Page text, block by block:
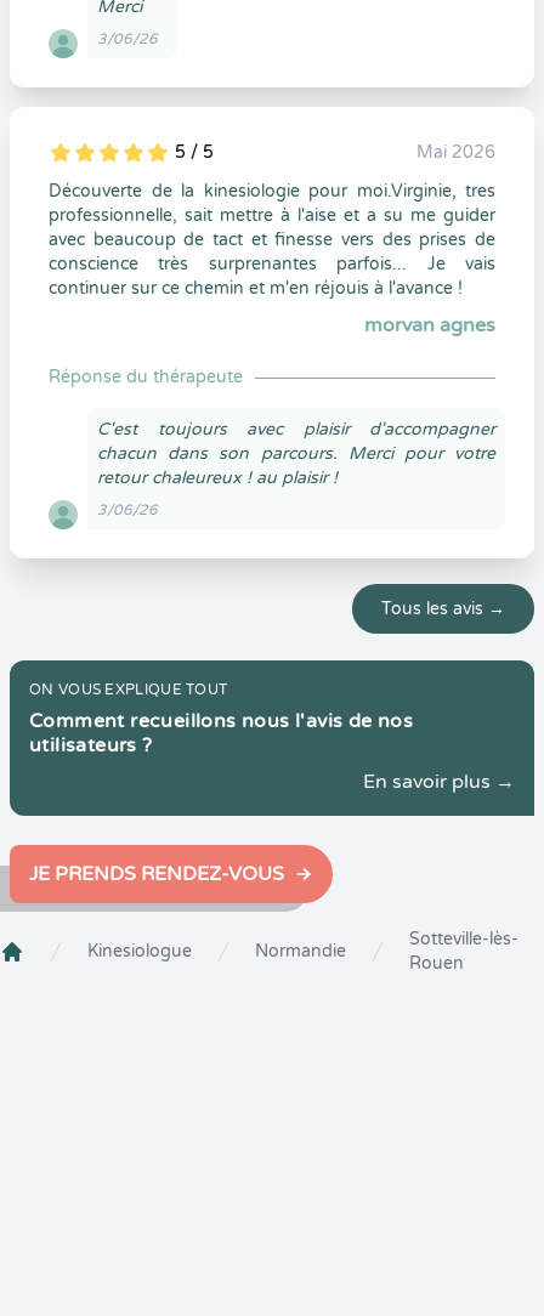
Merci
3/06/26
5
1
5
0 5 / 5
Mai 2026
Découverte de la kinesiologie pour moi.Virginie, tres
professionnelle, sait mettre à l'aise et a su me guider
avec beaucoup de tact et finesse vers des prises de
conscience très surprenantes parfois... Je vais
continuer sur ce chemin et m'en réjouis à l'avance !
morvan agnes
Réponse du thérapeute
C'est toujours avec plaisir d'accompagner
chacun dans son parcours. Merci pour votre
retour chaleureux ! au plaisir !
3/06/26
Tous les avis →
ON VOUS EXPLIQUE TOUT
Comment recueillons nous l'avis de nos
utilisateurs ?
En savoir plus →
JE PRENDS RENDEZ-VOUS
Kinesiologue Normandie
Sotteville-lès-
Rouen